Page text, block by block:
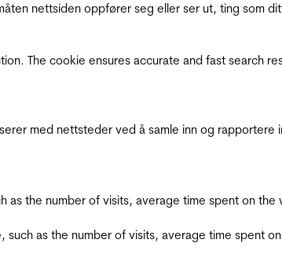
nettsiden oppfører seg eller ser ut, ting som
The cookie ensures accurate and fast search
med nettsteder ved å samle inn og rapportere
as the number of visits, average time spent on
as the number of visits, average time spent